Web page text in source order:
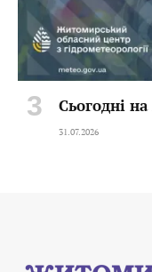
Сьогодні
31.07.2026